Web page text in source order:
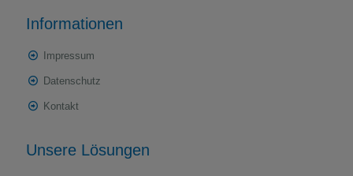
Informationen
Impressum
Datenschutz
Kontakt
Unsere Lösungen